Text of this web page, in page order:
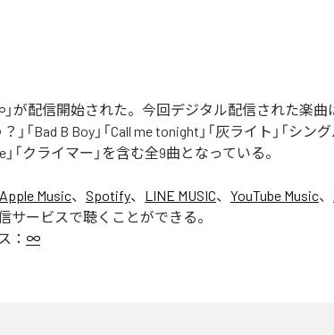
が配信開始された。今回デジタル配信された楽曲は
」「Bad B Boy」「Call me tonight」「灰ライト」「シン
」「クライマー」を含む全9曲となっている。
Apple Music、 Spotify、 LINE MUSIC、 YouTube Music、
サービスで聴くことができる。
： ∞